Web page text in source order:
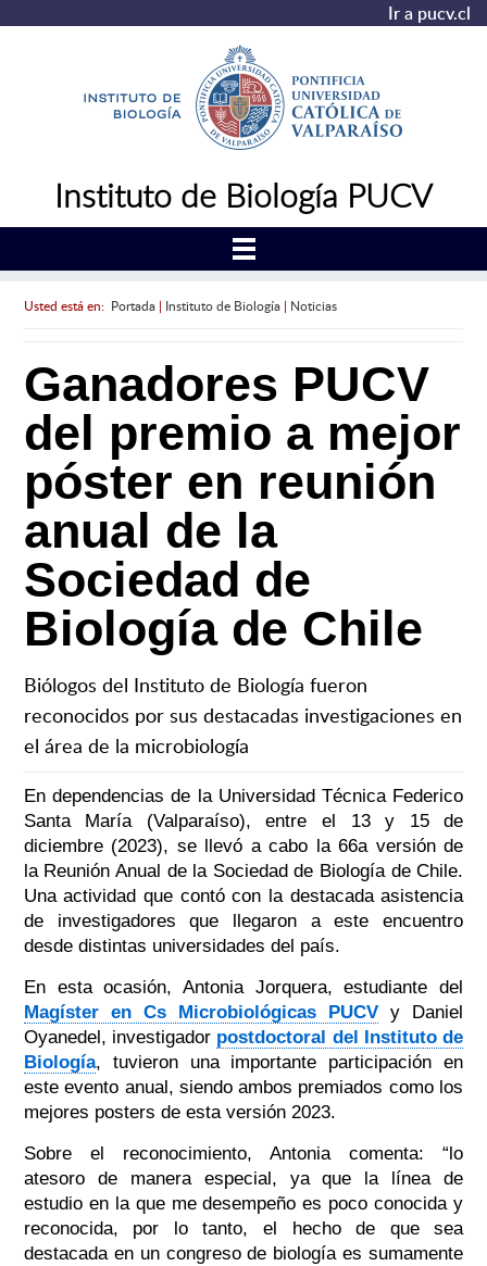
Ir a pucv.cl
Instituto de Biología PUCV
Usted está en: Portada| Instituto de Biología| Noticias
Ganadores PUCV
del premio a mejor
póster en reunión
anual de la
Sociedad de
Biología de Chile
Biólogos del Instituto de Biología fueron
reconocidos por sus destacadas investigaciones en
el área de la microbiología
En dependencias de la Universidad Técnica Federico
Santa María (Valparaíso), entre el 13 y 15 de
diciembre (2023), se llevó a cabo la 66a versión de
la Reunión Anual de la Sociedad de Biología de Chile.
Una actividad que contó con la destacada asistencia
de investigadores que llegaron a este encuentro
desde distintas universidades del país.
En esta ocasión, Antonia Jorquera, estudiante del
Magíster en Cs Microbiológicas PUCV y Daniel
Oyanedel, investigador postdoctoral del Instituto de
Biología, tuvieron una importante participación en
este evento anual, siendo ambos premiados como los
mejores posters de esta versión 2023.
Sobre el reconocimiento, Antonia comenta: “lo
atesoro de manera especial, ya que la línea de
estudio en la que me desempeño es poco conocida y
reconocida, por lo tanto, el hecho de que sea
destacada en un congreso de biología es sumamente